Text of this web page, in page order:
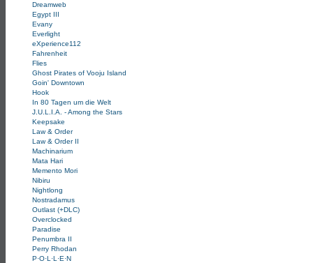
Dreamweb
Egypt III
Evany
Everlight
eXperience112
Fahrenheit
Flies
Ghost Pirates of Vooju Island
Goin' Downtown
Hook
In 80 Tagen um die Welt
J.U.L.I.A. - Among the Stars
Keepsake
Law & Order
Law & Order II
Machinarium
Mata Hari
Memento Mori
Nibiru
Nightlong
Nostradamus
Outlast (+DLC)
Overclocked
Paradise
Penumbra II
Perry Rhodan
P·O·L·L·E·N